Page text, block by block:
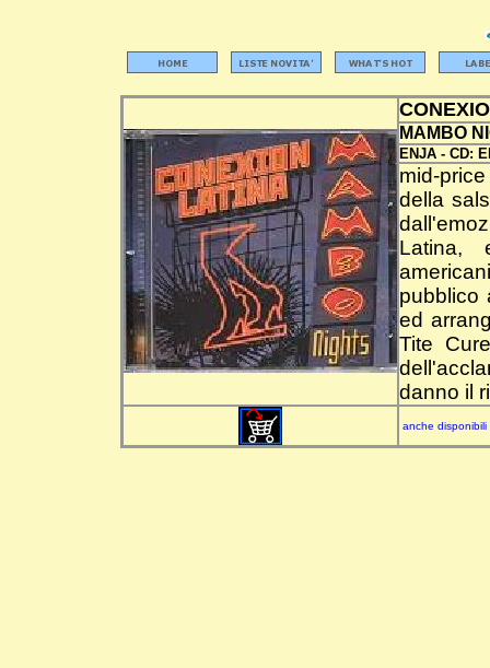
MAMBO
ENJA - CD:
mid-
della
Latina,
pubblico
ed
Tite
danno il
anche disponibili